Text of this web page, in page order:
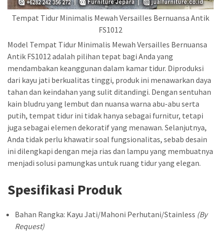
Tempat Tidur Minimalis Mewah Versailles Bernuansa Antik
FS1012
Model Tempat Tidur Minimalis Mewah Versailles Bernuansa
Antik FS1012 adalah pilihan tepat bagi Anda yang
mendambakan keanggunan dalam kamar tidur. Diproduksi
dari kayu jati berkualitas tinggi, produk ini menawarkan daya
tahan dan keindahan yang sulit ditandingi. Dengan sentuhan
kain bludru yang lembut dan nuansa warna abu-abu serta
putih, tempat tidur ini tidak hanya sebagai furnitur, tetapi
juga sebagai elemen dekoratif yang menawan. Selanjutnya,
Anda tidak perlu khawatir soal fungsionalitas, sebab desain
ini dilengkapi dengan meja rias dan lampu yang membuatnya
menjadi solusi pamungkas untuk ruang tidur yang elegan.
Spesifikasi Produk
Bahan Rangka: Kayu Jati/Mahoni Perhutani/Stainless (By
Request)